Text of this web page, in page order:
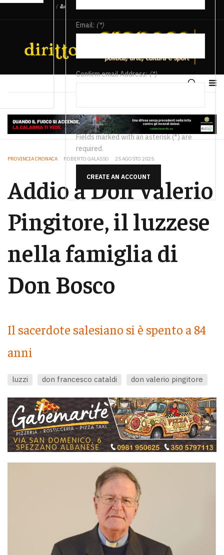
/
Email: (*)
Confirm email Address:(*)
Fields marked with an asterisk (*) are
required.
CREATE AN ACCOUNT
PROVINCIA CRONACA ROBERTO GALASSO 25 AGOSTO 2025
Addio a Don Valerio
Pingitore, il luzzese
nella famiglia di
Don Bosco
Il sacerdote salesiano si è spento a 84
anni
luzzi don francesco cataldi don valerio pingitore